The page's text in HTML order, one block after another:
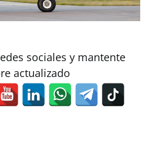
sociales y mantente
actualizado